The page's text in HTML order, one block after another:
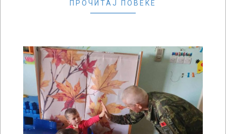
ПРОЧИТАЈ ПОВЕЌЕ